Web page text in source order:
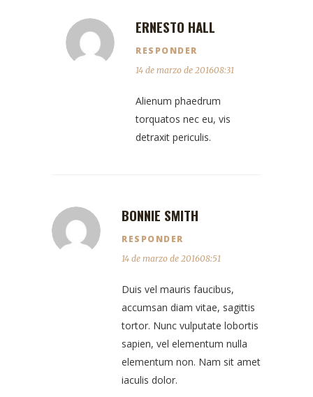
ERNESTO HALL
RESPONDER
14 de marzo de 201608:31
Alienum phaedrum
torquatos nec eu, vis
detraxit periculis.
BONNIE SMITH
RESPONDER
14 de marzo de 201608:51
Duis vel mauris faucibus,
accumsan diam vitae, sagittis
tortor. Nunc vulputate lobortis
sapien, vel elementum nulla
elementum non. Nam sit amet
iaculis dolor.